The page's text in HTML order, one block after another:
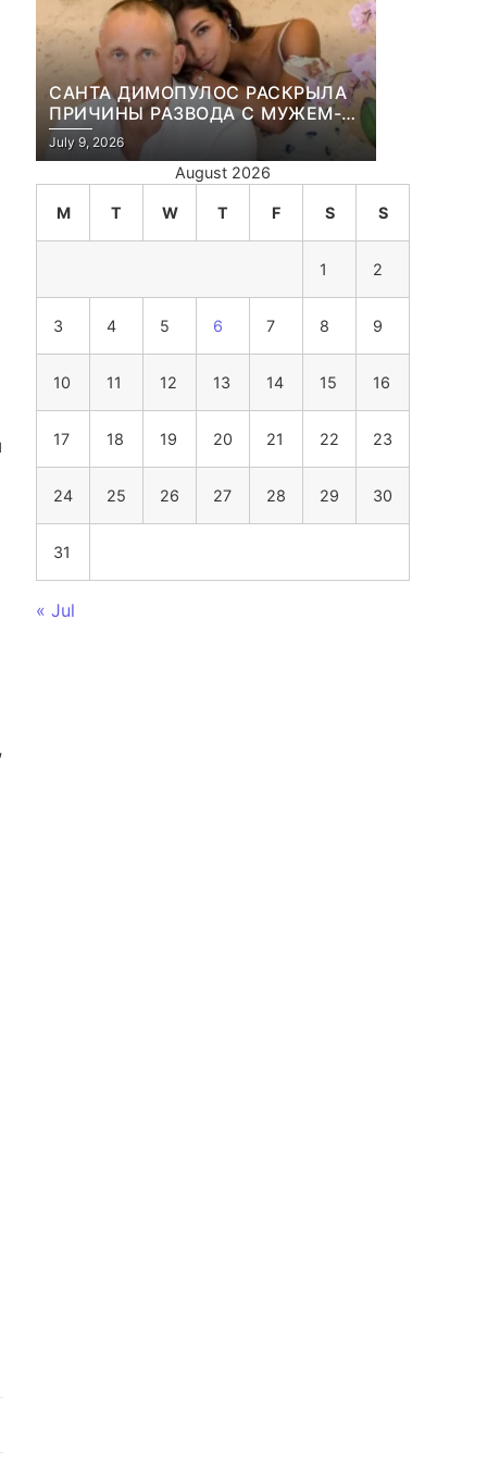
САНТА ДИМОПУЛОС РАСКРЫЛА
ПРИЧИНЫ РАЗВОДА С МУЖЕМ-
БИЗНЕСМЕНОМ
July 9, 2026
August 2026
M T W T F S S
1 2
3 4 5 6 7 8 9
10 11 12 13 14 15 16
17 18 19 20 21 22 23
24 25 26 27 28 29 30
31
« Jul